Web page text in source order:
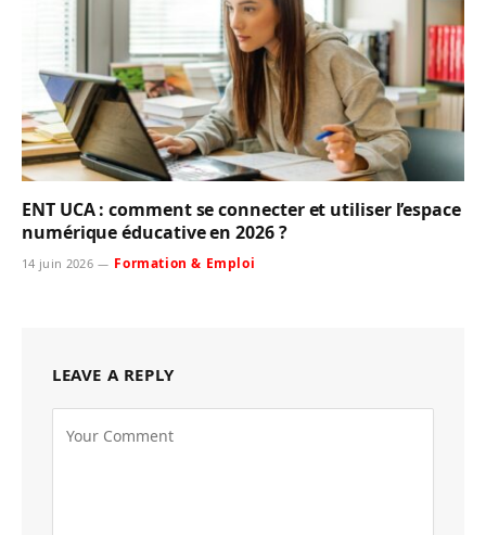
ENT UCA : comment se connecter et utiliser l’espace
numérique éducative en 2026 ?
14 juin 2026 Formation & Emploi
LEAVE A REPLY